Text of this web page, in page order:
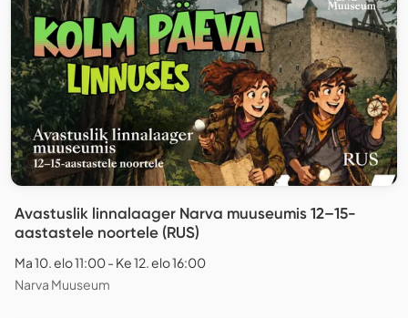
Avastuslik linnalaager Narva muuseumis 12–15-
aastastele noortele (RUS)
Ma 10. elo 11:00 - Ke 12. elo 16:00
Narva Muuseum